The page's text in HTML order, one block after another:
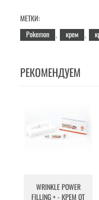
МЕТКИ:
Pokemon
крем
РЕКОМЕНДУЕМ
WRINKLE POWER
FILLING + - КРЕМ ОТ